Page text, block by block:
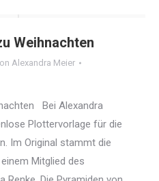
Weihnachten
Alexandra Meier
Bei Alexandra
Plottervorlage für die
Im Original stammt die
Mitglied des